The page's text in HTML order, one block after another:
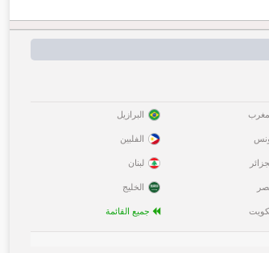
البرازيل
الفلبين
لبنان
الخليج
جميع القائمة